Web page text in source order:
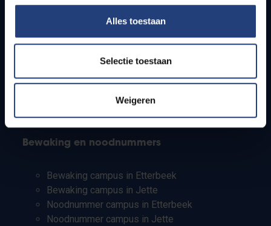
Alles toestaan
Selectie toestaan
Weigeren
Studenten
PhD-studenten
Leerkrachten en secundaire scholen
Bewaking en noodnummers
Bewaking campus in Etterbeek
Bewaking campus in Jette
Noodnummer campus in Etterbeek
Noodnummer campus in Jette